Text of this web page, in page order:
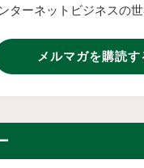
ターネットビジネスの世
メルマガを購読す